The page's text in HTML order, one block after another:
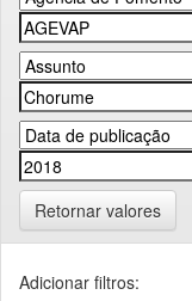
Retornar valores
Adicionar filtros: